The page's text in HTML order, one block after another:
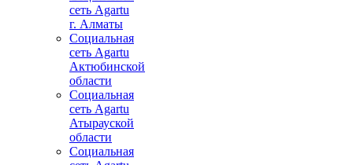
сеть Agartu
г. Алматы
Социальная
сеть Agartu
Актюбинской
области
Социальная
сеть Agartu
Атырауской
области
Социальная